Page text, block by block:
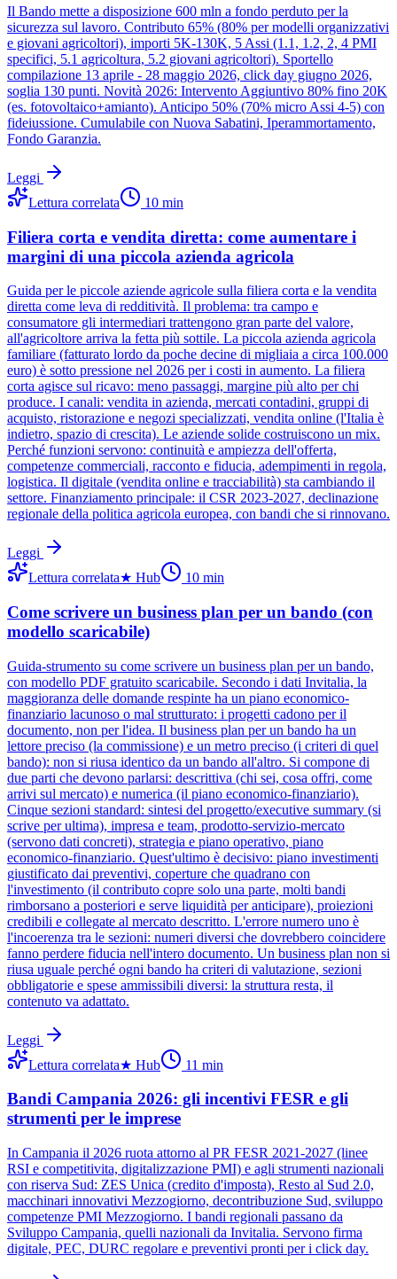
Il Bando mette a disposizione 600 mln a fondo perduto per la
sicurezza sul lavoro. Contributo 65% (80% per modelli organizzativi
e giovani agricoltori), importi 5K-130K, 5 Assi (1.1, 1.2, 2, 4 PMI
specifici, 5.1 agricoltura, 5.2 giovani agricoltori). Sportello
compilazione 13 aprile - 28 maggio 2026, click day giugno 2026,
soglia 130 punti. Novità 2026: Intervento Aggiuntivo 80% fino 20K
(es. fotovoltaico+amianto). Anticipo 50% (70% micro Assi 4-5) con
fideiussione. Cumulabile con Nuova Sabatini, Iperammortamento,
Fondo Garanzia.
Leggi
Lettura correlata
10 min
Filiera corta e vendita diretta: come aumentare i
margini di una piccola azienda agricola
Guida per le piccole aziende agricole sulla filiera corta e la vendita
diretta come leva di redditività. Il problema: tra campo e
consumatore gli intermediari trattengono gran parte del valore,
all'agricoltore arriva la fetta più sottile. La piccola azienda agricola
familiare (fatturato lordo da poche decine di migliaia a circa 100.000
euro) è sotto pressione nel 2026 per i costi in aumento. La filiera
corta agisce sul ricavo: meno passaggi, margine più alto per chi
produce. I canali: vendita in azienda, mercati contadini, gruppi di
acquisto, ristorazione e negozi specializzati, vendita online (l'Italia è
indietro, spazio di crescita). Le aziende solide costruiscono un mix.
Perché funzioni servono: continuità e ampiezza dell'offerta,
competenze commerciali, racconto e fiducia, adempimenti in regola,
logistica. Il digitale (vendita online e tracciabilità) sta cambiando il
settore. Finanziamento principale: il CSR 2023-2027, declinazione
regionale della politica agricola europea, con bandi che si rinnovano.
Leggi
Lettura correlata★ Hub 10 min
Come scrivere un business plan per un bando (con
modello scaricabile)
Guida-strumento su come scrivere un business plan per un bando,
con modello PDF gratuito scaricabile. Secondo i dati Invitalia, la
maggioranza delle domande respinte ha un piano economico-
finanziario lacunoso o mal strutturato: i progetti cadono per il
documento, non per l'idea. Il business plan per un bando ha un
lettore preciso (la commissione) e un metro preciso (i criteri di quel
bando): non si riusa identico da un bando all'altro. Si compone di
due parti che devono parlarsi: descrittiva (chi sei, cosa offri, come
arrivi sul mercato) e numerica (il piano economico-finanziario).
Cinque sezioni standard: sintesi del progetto/executive summary (si
scrive per ultima), impresa e team, prodotto-servizio-mercato
(servono dati concreti), strategia e piano operativo, piano
economico-finanziario. Quest'ultimo è decisivo: piano investimenti
giustificato dai preventivi, coperture che quadrano con
l'investimento (il contributo copre solo una parte, molti bandi
rimborsano a posteriori e serve liquidità per anticipare), proiezioni
credibili e collegate al mercato descritto. L'errore numero uno è
l'incoerenza tra le sezioni: numeri diversi che dovrebbero coincidere
fanno perdere fiducia nell'intero documento. Un business plan non si
riusa uguale perché ogni bando ha criteri di valutazione, sezioni
obbligatorie e spese ammissibili diversi: la struttura resta, il
contenuto va adattato.
Leggi
Lettura correlata★ Hub 11 min
Bandi Campania 2026: gli incentivi FESR e gli
strumenti per le imprese
In Campania il 2026 ruota attorno al PR FESR 2021-2027 (linee
RSI e competitivita, digitalizzazione PMI) e agli strumenti nazionali
con riserva Sud: ZES Unica (credito d'imposta), Resto al Sud 2.0,
macchinari innovativi Mezzogiorno, decontribuzione Sud, sviluppo
competenze PMI Mezzogiorno. I bandi regionali passano da
Sviluppo Campania, quelli nazionali da Invitalia. Servono firma
digitale, PEC, DURC regolare e preventivi pronti per i click day.